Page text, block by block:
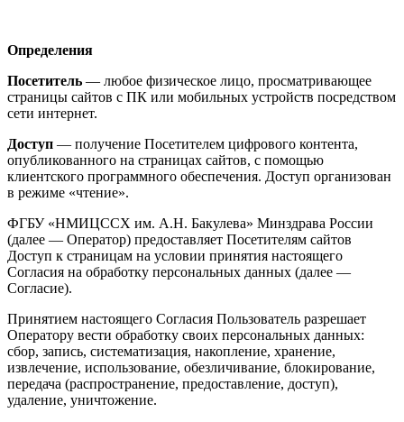
Определения
Посетитель — любое физическое лицо, просматривающее
страницы сайтов с ПК или мобильных устройств посредством
сети интернет.
Доступ — получение Посетителем цифрового контента,
опубликованного на страницах сайтов, с помощью
клиентского программного обеспечения. Доступ организован
в режиме «чтение».
ФГБУ «НМИЦССХ им. А.Н. Бакулева» Минздрава России
(далее — Оператор) предоставляет Посетителям сайтов
Доступ к страницам на условии принятия настоящего
Согласия на обработку персональных данных (далее —
Согласие).
Принятием настоящего Согласия Пользователь разрешает
Оператору вести обработку своих персональных данных:
сбор, запись, систематизация, накопление, хранение,
извлечение, использование, обезличивание, блокирование,
передача (распространение, предоставление, доступ),
удаление, уничтожение.